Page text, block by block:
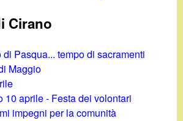
Cirano
di Pasqua... tempo di sacramenti
Maggio
10 aprile - Festa dei volontari
impegni per la comunità